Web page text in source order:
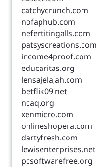
catchycrunch.com
nofaphub.com
nefertitingalls.com
patsyscreations.com
income4proof.com
educaritas.org
lensajelajah.com
betflik09.net
ncaq.org
xenmicro.com
onlineshopera.com
dartyfresh.com
lewisenterprises.net
pcsoftwarefree.org